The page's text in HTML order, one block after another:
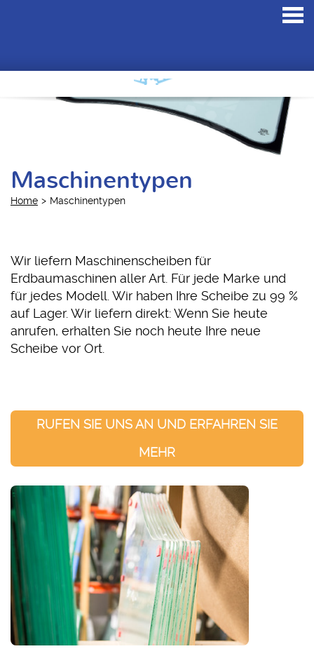
Maschinentypen
Home Maschinentypen
Wir liefern Maschinenscheiben für
Erdbaumaschinen aller Art. Für jede Marke und
für jedes Modell. Wir haben Ihre Scheibe zu 99 %
auf Lager. Wir liefern direkt: Wenn Sie heute
anrufen, erhalten Sie noch heute Ihre neue
Scheibe vor Ort.
RUFEN SIE UNS AN UND ERFAHREN SIE
MEHR